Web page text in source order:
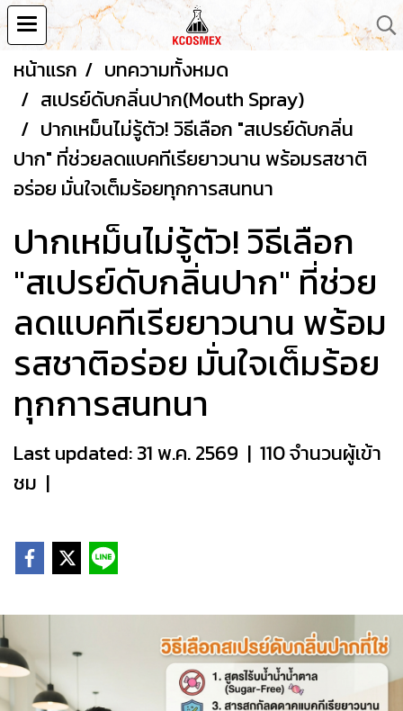
หน้าแรก
บทความทั้งหมด
สเปรย์ดับกลิ่นปาก(Mouth Spray)
ปากเหม็นไม่รู้ตัว! วิธีเลือก "สเปรย์ดับกลิ่น
ปาก" ที่ช่วยลดแบคทีเรียยาวนาน พร้อมรสชาติ
อร่อย มั่นใจเต็มร้อยทุกการสนทนา
ปากเหม็นไม่รู้ตัว! วิธีเลือก
"สเปรย์ดับกลิ่นปาก" ที่ช่วย
ลดแบคทีเรียยาวนาน พร้อม
รสชาติอร่อย มั่นใจเต็มร้อย
ทุกการสนทนา
Last updated: 31 พ.ค. 2569 | 110 จำนวนผู้เข้า
ชม |